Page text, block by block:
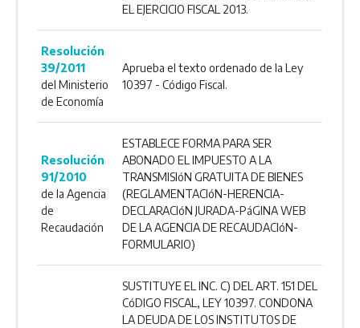
EL EJERCICIO FISCAL 2013.
Resolución
39/2011
del Ministerio
de Economía
Aprueba el texto ordenado de la Ley
10397 - Código Fiscal.
Resolución
91/2010
de la Agencia
de
Recaudación
ESTABLECE FORMA PARA SER
ABONADO EL IMPUESTO A LA
TRANSMISIóN GRATUITA DE BIENES
(REGLAMENTACIóN-HERENCIA-
DECLARACIóN JURADA-PáGINA WEB
DE LA AGENCIA DE RECAUDACIóN-
FORMULARIO)
SUSTITUYE EL INC. C) DEL ART. 151 DEL
CóDIGO FISCAL, LEY 10397. CONDONA
LA DEUDA DE LOS INSTITUTOS DE